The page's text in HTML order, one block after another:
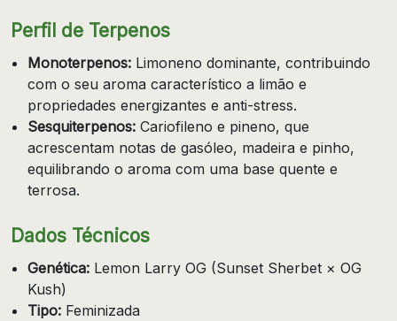
Perfil de Terpenos
Monoterpenos: Limoneno dominante, contribuindo
com o seu aroma característico a limão e
propriedades energizantes e anti-stress.
Sesquiterpenos: Cariofileno e pineno, que
acrescentam notas de gasóleo, madeira e pinho,
equilibrando o aroma com uma base quente e
terrosa.
Dados Técnicos
Genética: Lemon Larry OG (Sunset Sherbet × OG
Kush)
Tipo: Feminizada